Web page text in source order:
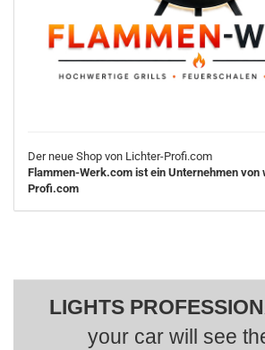
Der neue Shop von Lichter-Profi.com
Flammen-Werk.com ist ein Unternehmen
Profi.com
LIGHTS
your car will see